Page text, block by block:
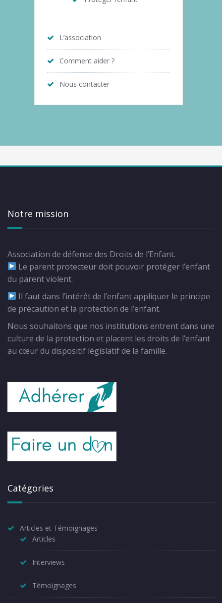
L’association
Comment aider ?
Nous contacter
Notre mission
Association de défense des Droits de l’Enfant.
Le parent protecteur doit pouvoir protéger l’enfant
du parent violent.
Il faut dans l’intérêt de l’enfant appliquer le principe
de précaution et la protection de l’enfant.
Nous souhaitons que nos institutions entrent dans une
culture de la protection et placent les droits de l’enfant
au cœur du dispositif législatif de la famille.
Catégories
Articles et Témoignages
Articles
Interviews
Témoignages